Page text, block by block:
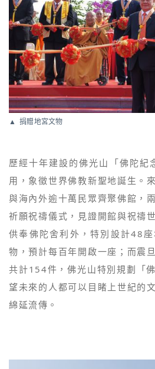
捐贈地宮文物
歷經十年建設的佛光山「佛陀
用，象徵世界佛教新聖地誕生。
與海內外逾十萬民眾齊聚佛館，
祈願祝禱儀式，見證開館與祝禱
供奉佛陀舍利外，特別設計48
物，預計每百年開啟一座；而震
共計154件，佛光山特別規劃「
望未來的人都可以目睹上世紀的
綿延流傳。